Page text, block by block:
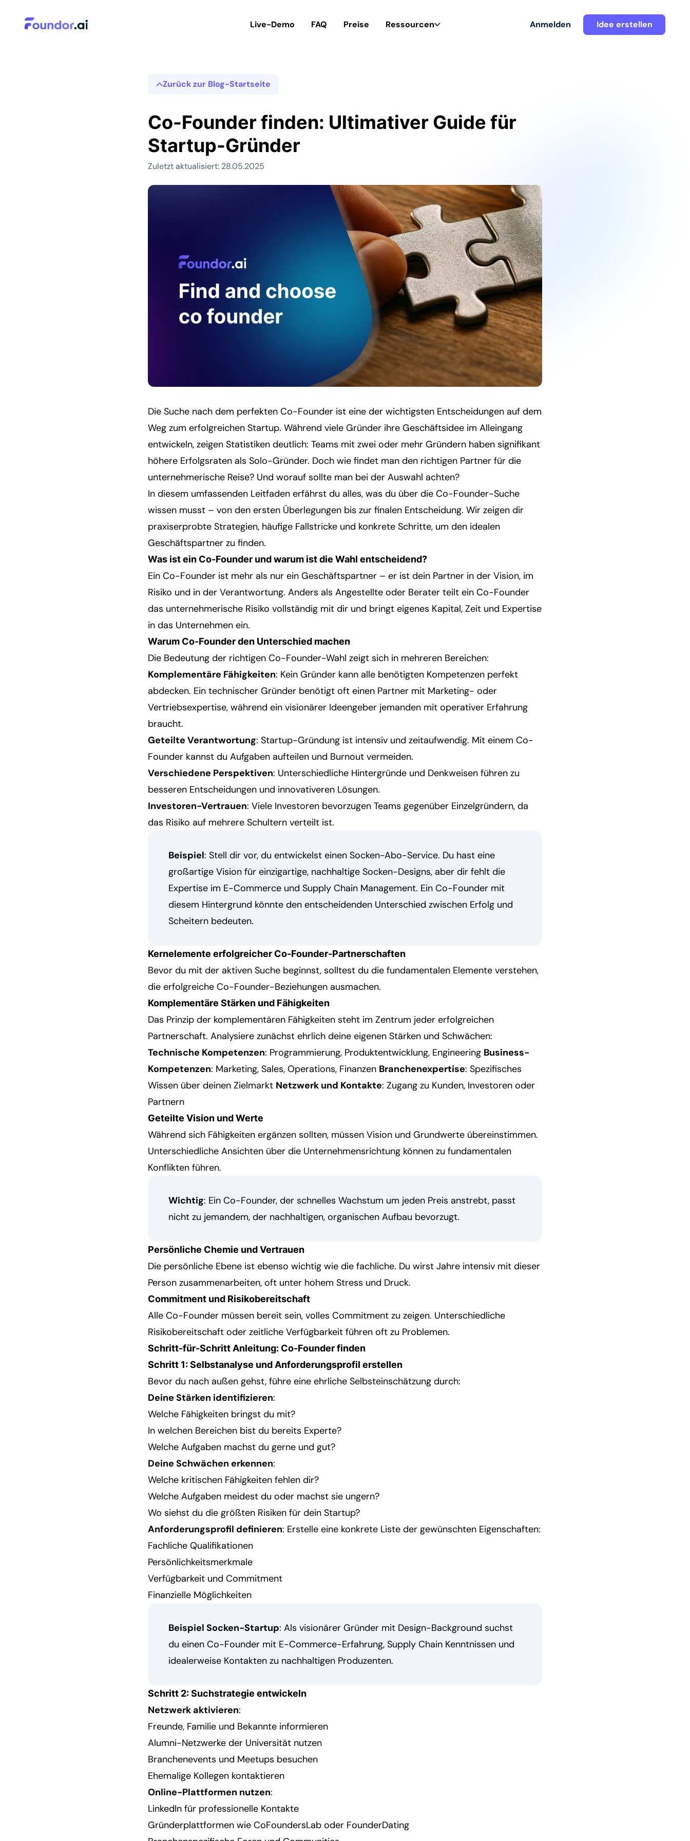
Live-Demo FAQ Preise Ressourcen Anmelden Idee erstellen
Zurück zur Blog-Startseite
Co-Founder finden: Ultimativer Guide für
Startup-Gründer
Zuletzt aktualisiert: 28.05.2025
Die Suche nach dem perfekten Co-Founder ist eine der wichtigsten Entscheidungen auf dem
Weg zum erfolgreichen Startup. Während viele Gründer ihre Geschäftsidee im Alleingang
entwickeln, zeigen Statistiken deutlich: Teams mit zwei oder mehr Gründern haben signifikant
höhere Erfolgsraten als Solo-Gründer. Doch wie findet man den richtigen Partner für die
unternehmerische Reise? Und worauf sollte man bei der Auswahl achten?
In diesem umfassenden Leitfaden erfährst du alles, was du über die Co-Founder-Suche
wissen musst – von den ersten Überlegungen bis zur finalen Entscheidung. Wir zeigen dir
praxiserprobte Strategien, häufige Fallstricke und konkrete Schritte, um den idealen
Geschäftspartner zu finden.
Was ist ein Co-Founder und warum ist die Wahl entscheidend?
Ein Co-Founder ist mehr als nur ein Geschäftspartner – er ist dein Partner in der Vision, im
Risiko und in der Verantwortung. Anders als Angestellte oder Berater teilt ein Co-Founder
das unternehmerische Risiko vollständig mit dir und bringt eigenes Kapital, Zeit und Expertise
in das Unternehmen ein.
Warum Co-Founder den Unterschied machen
Die Bedeutung der richtigen Co-Founder-Wahl zeigt sich in mehreren Bereichen:
Komplementäre Fähigkeiten: Kein Gründer kann alle benötigten Kompetenzen perfekt
abdecken. Ein technischer Gründer benötigt oft einen Partner mit Marketing- oder
Vertriebsexpertise, während ein visionärer Ideengeber jemanden mit operativer Erfahrung
braucht.
Geteilte Verantwortung: Startup-Gründung ist intensiv und zeitaufwendig. Mit einem Co-
Founder kannst du Aufgaben aufteilen und Burnout vermeiden.
Verschiedene Perspektiven: Unterschiedliche Hintergründe und Denkweisen führen zu
besseren Entscheidungen und innovativeren Lösungen.
Investoren-Vertrauen: Viele Investoren bevorzugen Teams gegenüber Einzelgründern, da
das Risiko auf mehrere Schultern verteilt ist.
Beispiel: Stell dir vor, du entwickelst einen Socken-Abo-Service. Du hast eine
großartige Vision für einzigartige, nachhaltige Socken-Designs, aber dir fehlt die
Expertise im E-Commerce und Supply Chain Management. Ein Co-Founder mit
diesem Hintergrund könnte den entscheidenden Unterschied zwischen Erfolg und
Scheitern bedeuten.
Kernelemente erfolgreicher Co-Founder-Partnerschaften
Bevor du mit der aktiven Suche beginnst, solltest du die fundamentalen Elemente verstehen,
die erfolgreiche Co-Founder-Beziehungen ausmachen.
Komplementäre Stärken und Fähigkeiten
Das Prinzip der komplementären Fähigkeiten steht im Zentrum jeder erfolgreichen
Partnerschaft. Analysiere zunächst ehrlich deine eigenen Stärken und Schwächen:
Technische Kompetenzen: Programmierung, Produktentwicklung, Engineering Business-
Kompetenzen: Marketing, Sales, Operations, Finanzen Branchenexpertise: Spezifisches
Wissen über deinen Zielmarkt Netzwerk und Kontakte: Zugang zu Kunden, Investoren oder
Partnern
Geteilte Vision und Werte
Während sich Fähigkeiten ergänzen sollten, müssen Vision und Grundwerte übereinstimmen.
Unterschiedliche Ansichten über die Unternehmensrichtung können zu fundamentalen
Konflikten führen.
Wichtig: Ein Co-Founder, der schnelles Wachstum um jeden Preis anstrebt, passt
nicht zu jemandem, der nachhaltigen, organischen Aufbau bevorzugt.
Persönliche Chemie und Vertrauen
Die persönliche Ebene ist ebenso wichtig wie die fachliche. Du wirst Jahre intensiv mit dieser
Person zusammenarbeiten, oft unter hohem Stress und Druck.
Commitment und Risikobereitschaft
Alle Co-Founder müssen bereit sein, volles Commitment zu zeigen. Unterschiedliche
Risikobereitschaft oder zeitliche Verfügbarkeit führen oft zu Problemen.
Schritt-für-Schritt Anleitung: Co-Founder finden
Schritt 1: Selbstanalyse und Anforderungsprofil erstellen
Bevor du nach außen gehst, führe eine ehrliche Selbsteinschätzung durch:
Deine Stärken identifizieren:
Welche Fähigkeiten bringst du mit?
In welchen Bereichen bist du bereits Experte?
Welche Aufgaben machst du gerne und gut?
Deine Schwächen erkennen:
Welche kritischen Fähigkeiten fehlen dir?
Welche Aufgaben meidest du oder machst sie ungern?
Wo siehst du die größten Risiken für dein Startup?
Anforderungsprofil definieren: Erstelle eine konkrete Liste der gewünschten Eigenschaften:
Fachliche Qualifikationen
Persönlichkeitsmerkmale
Verfügbarkeit und Commitment
Finanzielle Möglichkeiten
Beispiel Socken-Startup: Als visionärer Gründer mit Design-Background suchst
du einen Co-Founder mit E-Commerce-Erfahrung, Supply Chain Kenntnissen und
idealerweise Kontakten zu nachhaltigen Produzenten.
Schritt 2: Suchstrategie entwickeln
Netzwerk aktivieren:
Freunde, Familie und Bekannte informieren
Alumni-Netzwerke der Universität nutzen
Branchenevents und Meetups besuchen
Ehemalige Kollegen kontaktieren
Online-Plattformen nutzen:
LinkedIn für professionelle Kontakte
Gründerplattformen wie CoFoundersLab oder FounderDating